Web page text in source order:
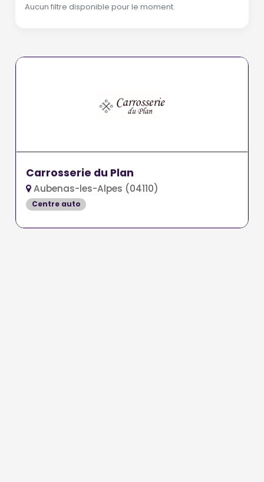
Aucun filtre disponible pour le moment.
Carrosserie du Plan
Aubenas-les-Alpes (04110)
Centre auto